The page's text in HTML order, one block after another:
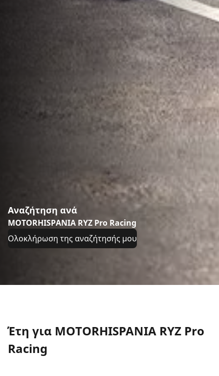
Αναζήτηση ανά
MOTORHISPANIA RYZ Pro Racing
Ολοκλήρωση της αναζήτησής μου
Έτη για MOTORHISPANIA RYZ Pro
Racing